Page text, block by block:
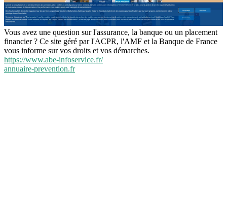
Vous avez une question sur l'assurance, la banque ou un placement
financier ? Ce site géré par l'ACPR, l'AMF et la Banque de France
vous informe sur vos droits et vos démarches.
https://www.abe-infoservice.fr/
annuaire-prevention.fr